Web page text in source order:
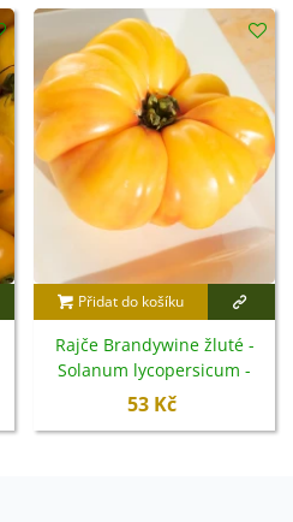
Přidat do košíku
Rajče Brandywine žluté -
Solanum lycopersicum -
semena - 7 ks
53 Kč